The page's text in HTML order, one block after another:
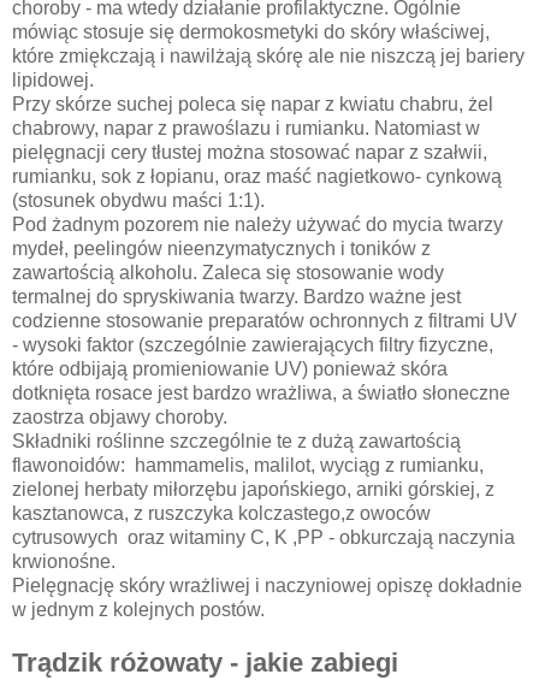
choroby - ma wtedy działanie profilaktyczne. Ogólnie
mówiąc stosuje się dermokosmetyki do skóry właściwej,
które zmiękczają i nawilżają skórę ale nie niszczą jej bariery
lipidowej.
Przy skórze suchej poleca się napar z kwiatu chabru, żel
chabrowy, napar z prawoślazu i rumianku. Natomiast w
pielęgnacji cery tłustej można stosować napar z szałwii,
rumianku, sok z łopianu, oraz maść nagietkowo- cynkową
(stosunek obydwu maści 1:1).
Pod żadnym pozorem nie należy używać do mycia twarzy
mydeł, peelingów nieenzymatycznych i toników z
zawartością alkoholu. Zaleca się stosowanie wody
termalnej do spryskiwania twarzy. Bardzo ważne jest
codzienne stosowanie preparatów ochronnych z filtrami UV
- wysoki faktor (szczególnie zawierających filtry fizyczne,
które odbijają promieniowanie UV) ponieważ skóra
dotknięta rosace jest bardzo wrażliwa, a światło słoneczne
zaostrza objawy choroby.
Składniki roślinne szczególnie te z dużą zawartością
flawonoidów: hammamelis, malilot, wyciąg z rumianku,
zielonej herbaty miłorzębu japońskiego, arniki górskiej, z
kasztanowca, z ruszczyka kolczastego,z owoców
cytrusowych oraz witaminy C, K ,PP - obkurczają naczynia
krwionośne.
Pielęgnację skóry wrażliwej i naczyniowej opiszę dokładnie
w jednym z kolejnych postów.
Trądzik różowaty - jakie zabiegi